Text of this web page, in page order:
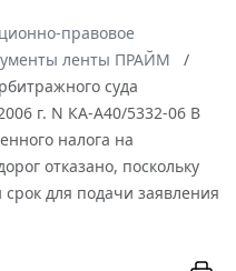
правовое
ленты ПРАЙМ
суда
г. N КА-А40/5332-06 В
налога на
отказано, поскольку
для подачи заявления